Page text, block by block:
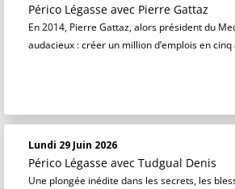
Périco Légasse avec Pierre Gattaz
En 2014, Pierre Gattaz, alors président du
audacieux : créer un million d’emplois en cinq
Lundi 29 Juin 2026
Périco Légasse avec Tudgual Denis
Une plongée inédite dans les secrets, les